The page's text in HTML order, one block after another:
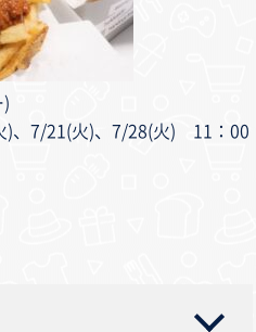
)
7/21(火)、7/28(火) 11：00